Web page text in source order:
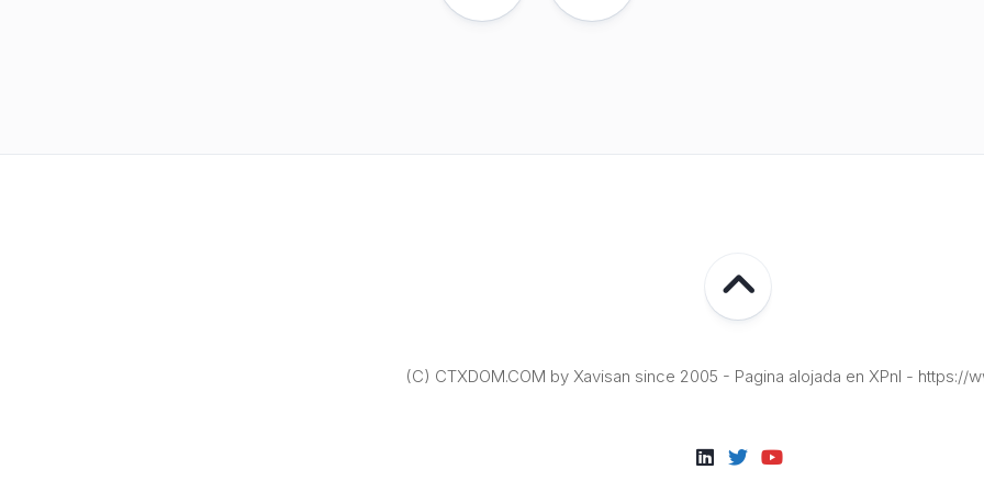
(C) CTXDOM.COM by Xavisan since 2005 - Pagina alojada en XPnI - https://